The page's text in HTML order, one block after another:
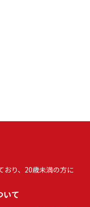
おり、20歳未満の方に
いて